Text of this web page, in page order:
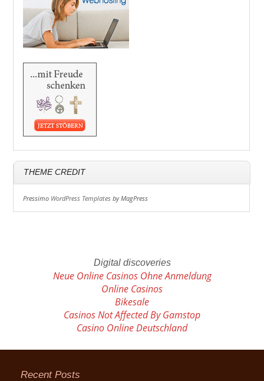
THEME CREDIT
Pressimo WordPress Templates by MagPress
Digital discoveries
Neue Online Casinos Ohne Anmeldung
Online Casinos
Bikesale
Casinos Not Affected By Gamstop
Casino Online Deutschland
Recent Posts